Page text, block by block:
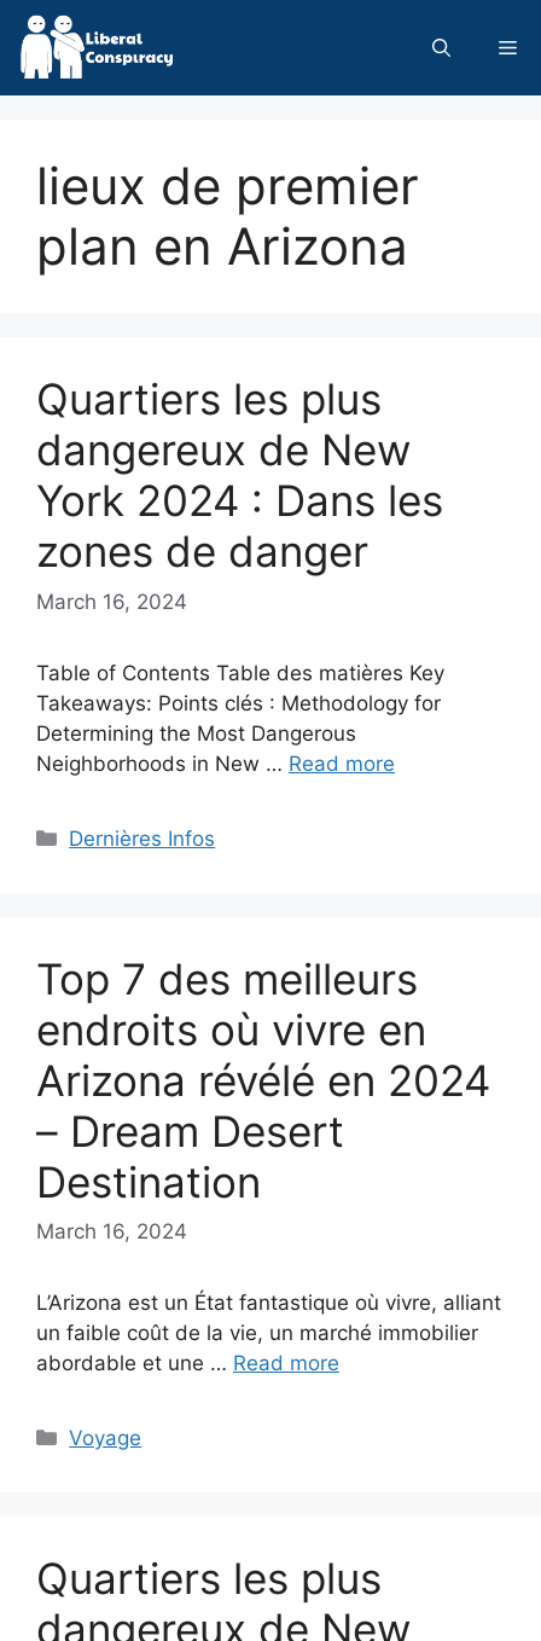
Skip
content
lieux de premier
plan en Arizona
Quartiers les plus
dangereux de New
York 2024 : Dans les
zones de danger
March 16, 2024
Table of Contents Table des matières Key
Takeaways: Points clés : Methodology for
Determining the Most Dangerous
Neighborhoods in New … Read more
Categories
Dernières Infos
Top 7 des meilleurs
endroits où vivre en
Arizona révélé en 2024
– Dream Desert
Destination
March 16, 2024
L’Arizona est un État fantastique où vivre, alliant
un faible coût de la vie, un marché immobilier
abordable et une … Read more
Categories
Voyage
Quartiers les plus
dangereux de New